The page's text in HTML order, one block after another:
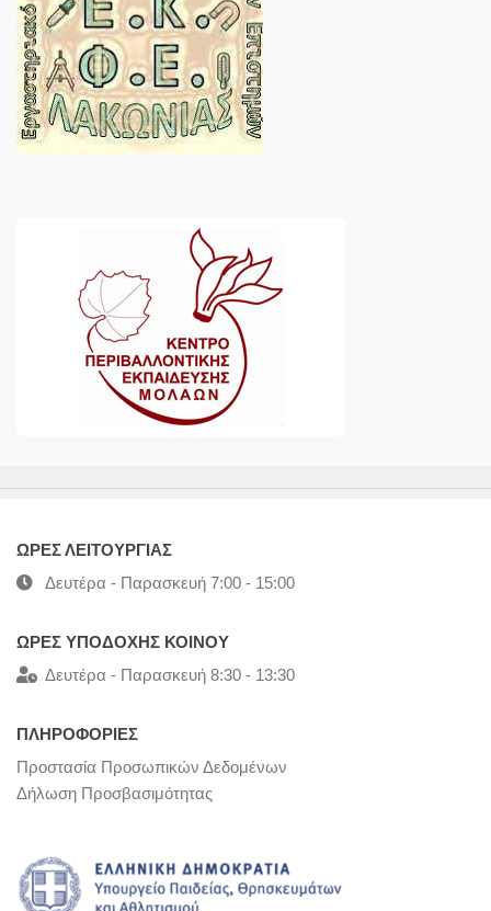
ΩΡΕΣ ΛΕΙΤΟΥΡΓΙΑΣ
Δευτέρα - Παρασκευή 7:00 - 15:00
ΩΡΕΣ ΥΠΟΔΟΧΗΣ ΚΟΙΝΟΥ
Δευτέρα - Παρασκευή 8:30 - 13:30
ΠΛΗΡΟΦΟΡΙΕΣ
Προστασία Προσωπικών Δεδομένων
Δήλωση Προσβασιμότητας